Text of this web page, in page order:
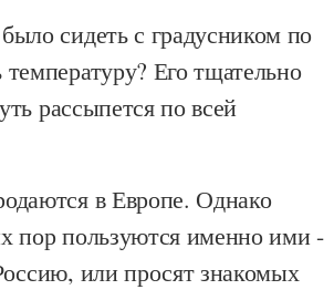
сидеть с градусником по
Его тщательно
рассыпется по всей
в Европе. Однако
пор пользуются именно ими -
или просят знакомых